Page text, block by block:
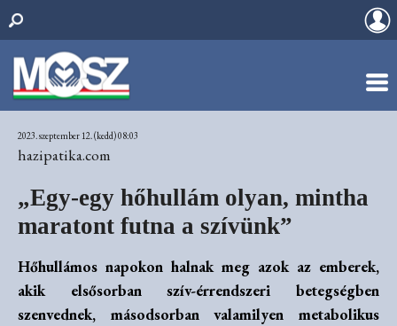
2023. szeptember 12. (kedd) 08:03
hazipatika.com
„Egy-egy hőhullám olyan, mintha
maratont futna a szívünk”
Hőhullámos napokon halnak meg azok az emberek,
akik elsősorban szív-érrendszeri betegségben
szenvednek, másodsorban valamilyen metabolikus